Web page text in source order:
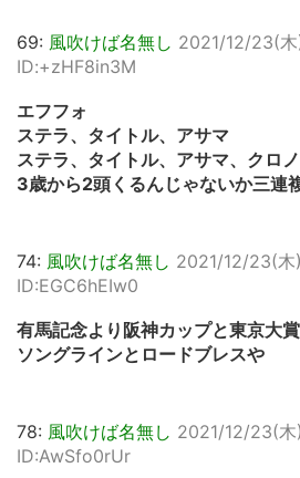
69: 風吹けば名無し 2021/12/23(
ID:+zHF8in3M
エフフォ
ステラ、タイトル、アサマ
ステラ、タイトル、アサマ、クロ
3歳から2頭くるんじゃないか三連
74: 風吹けば名無し 2021/12/23(
ID:EGC6hEIw0
有馬記念より阪神カップと東京大
ソングラインとロードブレスや
78: 風吹けば名無し 2021/12/23(
ID:AwSfo0rUr